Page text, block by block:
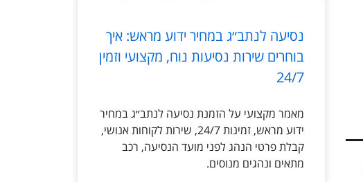
נסיעה לנתב״ג במחיר ידוע מראש: איך
בוחרים שירות נסיעות נוח, מקצועי וזמין
24/7
מאמר מקצועי על הזמנת נסיעה לנתב״ג במחיר
ידוע מראש, זמינות 24/7, שירות לקוחות אנושי,
קבלת פרטי הנהג לפני מועד הנסיעה, רכב
מתאים ונהגים מנוסים.